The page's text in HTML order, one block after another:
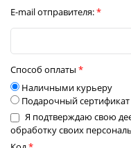
E-mail отправителя:
Способ оплаты
Наличными курьеру
Подарочный сертификат
Я подтверждаю свою
обработку своих